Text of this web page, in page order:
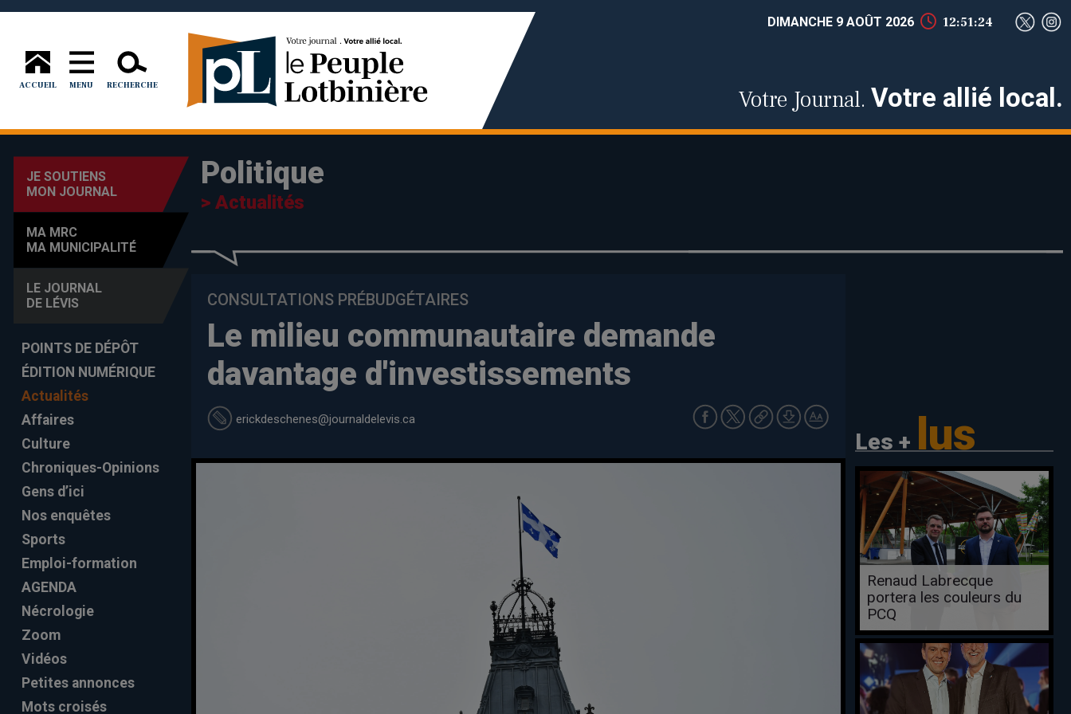
ACCUEIL MENU RECHERCHE
DIMANCHE 9 AOÛT 2026 12:51:25
Votre Journal. Votre allié local.
JE SOUTIENS
MON JOURNAL
MA MRC
MA MUNICIPALITÉ
LE JOURNAL
DE LÉVIS
POINTS DE DÉPÔT
ÉDITION NUMÉRIQUE
Actualités
Affaires
Culture
Chroniques-Opinions
Gens d’ici
Nos enquêtes
Sports
Emploi-formation
AGENDA
Nécrologie
Zoom
Vidéos
Petites annonces
Mots croisés
Politique
> Actualités
CONSULTATIONS PRÉBUDGÉTAIRES
Le milieu communautaire demande
davantage d'investissements
erickdeschenes@journaldelevis.ca
Les + lus
Renaud Labrecque
portera les couleurs du
PCQ